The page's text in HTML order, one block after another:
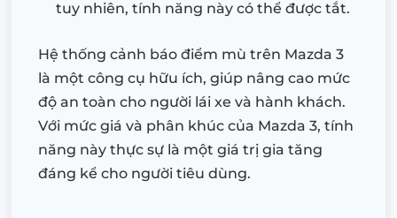
tuy nhiên, tính năng này có thể được tắt.
Hệ thống cảnh báo điểm mù trên Mazda 3
là một công cụ hữu ích, giúp nâng cao mức
độ an toàn cho người lái xe và hành khách.
Với mức giá và phân khúc của Mazda 3, tính
năng này thực sự là một giá trị gia tăng
đáng kể cho người tiêu dùng.